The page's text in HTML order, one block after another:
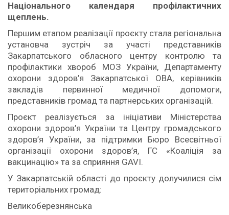
Національного календаря профілактичних
щеплень.
Першим етапом реалізації проєкту стала регіональна
установча зустріч за участі представників
Закарпатського обласного центру контролю та
профілактики хвороб МОЗ України, Департаменту
охорони здоров’я Закарпатської ОВА, керівників
закладів первинної медичної допомоги,
представників громад та партнерських організацій.
Проєкт реалізується за ініціативи Міністерства
охорони здоров’я України та Центру громадського
здоров’я України, за підтримки Бюро Всесвітньої
організації охорони здоров’я, ГС «Коаліція за
вакцинацію» та за сприяння GAVI.
У Закарпатській області до проєкту долучилися сім
територіальних громад:
Великоберезнянська